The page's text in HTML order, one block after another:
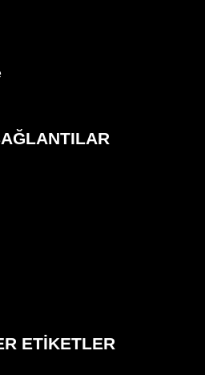
ETIKETLER